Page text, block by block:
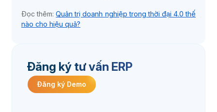
Đọc thêm:Quản trị doanh nghiệp trong thời đại 4.0 thế
nào cho hiệu quả?
Đăng ký tư vấn ERP
Đăng ký Demo